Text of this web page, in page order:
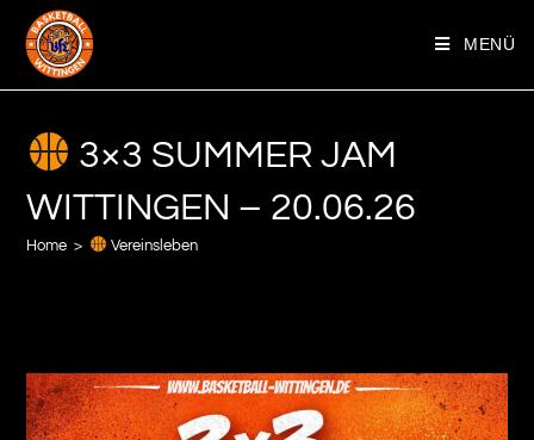
MENÜ
3×3 SUMMER JAM
WITTINGEN – 20.06.26
Home > Vereinsleben